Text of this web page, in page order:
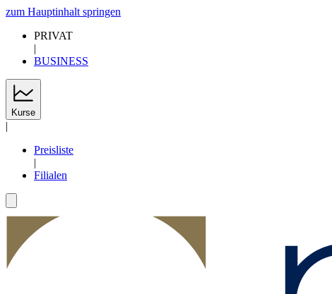
zum Hauptinhalt springen
PRIVAT
|
BUSINESS
Kurse
|
Preisliste
|
Filialen